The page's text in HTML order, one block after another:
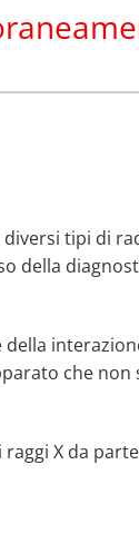
tipi di
della
che
X da